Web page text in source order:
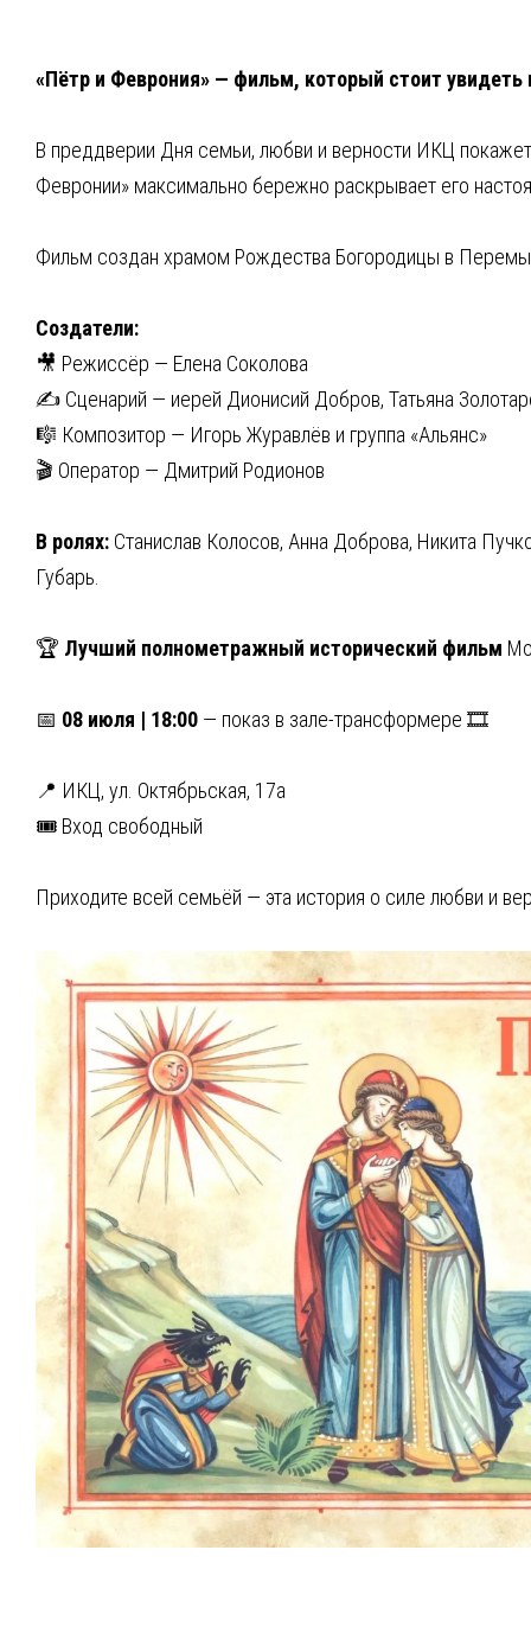
«Пётр и Феврония» — фильм, который стоит
В преддверии Дня семьи, любви и верности ИКЦ
Февронии» максимально бережно раскрывает его
Фильм создан храмом Рождества Богородицы в
Создатели:
🎥 Режиссёр — Елена Соколова
✍️ Сценарий — иерей Дионисий Добров, Татьяна
🎼 Композитор — Игорь Журавлёв и группа «Альянс»
🎬 Оператор — Дмитрий Родионов
В ролях: Станислав Колосов, Анна Доброва, Никита
Губарь.
🏆 Лучший полнометражный исторический фильм
📅 08 июля | 18:00 — показ в зале-трансформере 🎞️
📍 ИКЦ, ул. Октябрьская, 17а
🎟 Вход свободный
Приходите всей семьёй — эта история о силе любви и